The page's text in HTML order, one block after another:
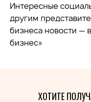
Интересные
другим
бизнеса новости —
бизнес»
ХОТИТЕ